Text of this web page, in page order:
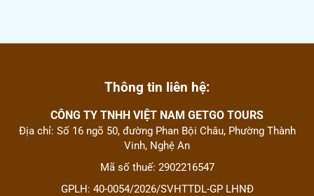
Thông tin liên hệ:
CÔNG TY TNHH VIỆT NAM GETGO TOURS
Địa chỉ: Số 16 ngõ 50, đường Phan Bội Châu, Phường Thành
Vinh, Nghệ An
Mã số thuế: 2902216547
GPLH: 40-0054/2026/SVHTTDL-GP LHNĐ